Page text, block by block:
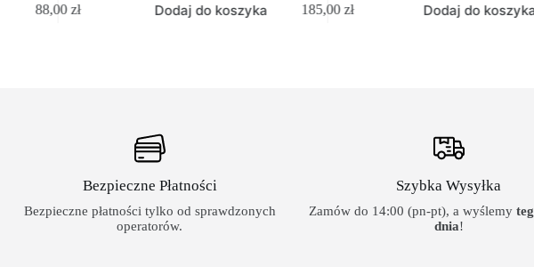
Dodaj do koszyka 185,00 Dodaj do koszyka
Bezpieczne Płatności
Bezpieczne płatności tylko od sprawdzonych
operatorów.
Szybka Wysyłka
Zamów do 14:00 (pn-pt), a wyślemy
dnia!